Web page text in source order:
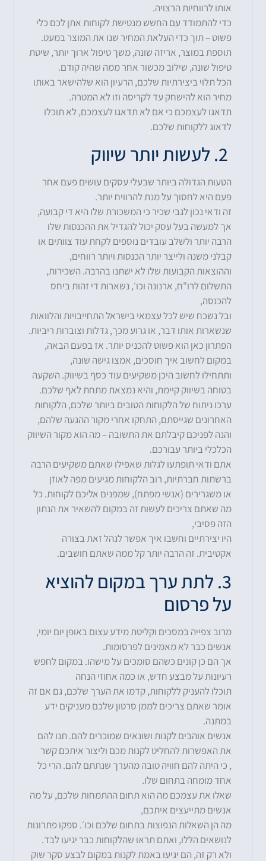
אותו לרווחיות הרצויה.
כדי להתמודד עם החשש מנטישת לקוחות אתן לכם כלי
פשוט – תוך כדי העלאת המחיר שנו את המוצר במעט.
תוספת במוצר, אריזה שונה, משך טיפול ארוך יותר, שיטת
טיפול שונה, שילוב מכשור אחר ממה שהיה קודם.
הכל תלוי ביצירתיות שלכם, הרעיון הוא שלהישאר באותו
מחיר הוא להישחק עד לקריסה וזו לא המטרה.
תדאגו לעצמכם כי אם לא תדאגו לעצמכם, לא תוכלו
לדאוג ללקוחות שלכם.
הטעות הגדולה ביותר שבעלי עסקים עושים פעם אחר
פעם היא לחסוך על מנת להרוויח יותר.
זה ודאי נכון לגבי שכיר כי המשכורת שלו היא די קבועה,
אך למעשה בעל עסק יכול להגדיל את ההכנסות שלו
הרבה יותר ולשלב עובדים נוספים לקחת עוד צוותים או
קבלני משנה ולייצר יותר הכנסות ויותר רווחים,
וההוצאות הקבועות שלו לא ישתנו בהרבה. השכירות,
התשלום לרו"ח, ארנונה וכו׳, נשארות די זהות ביחס
להכנסה,
ובל נשכח שיש לכל עצמאי בישראל התחייבויות והלוואות
שנשארות אותו דבר, או גרוע מכך, גדלות וצוברות ריביות.
הפתרון כאן הוא פשוט להכניס יותר. אז בפעם הבאה,
במקום לחשוב איך חוסכים, אמצו גישה שונה,
ותתחילו לחשוב היכן משקיעים עוד כסף בשיווק. השקעה
בטוחה בשיווק קיימת, והיא נמצאת מתחת לאף שלכם.
ערכו ניתוח של הלקוחות הטובים ביותר שלכם, הלקוחות
האחרונים שגייסתם, התחקו אחרי מקור ההגעה שלהם,
והנה לפניכם קיבלתם את התשובה – מה הוא מקור השיווק
הכלכלי ביותר עבורכם.
אתם ודאי תופתעו לגלות שאפילו שאתם משקיעים הרבה
ברשתות חברתיות, רוב הלקוחות מגיעים מפה לאוזן
או משגרירים (אנשי מפתח), שמפנים אליכם לקוחות. כל
מה שאתם צריכים לעשות זה במקום להשאיר את הנתון
הזה פסיבי,
היו יצירתיים וחשבו איך אפשר לנהל זאת בצורה
אקטיבית. זה הרבה יותר קל ממה שאתם חושבים.
3. לתת ערך במקום להוציא
על פרסום
מרוב צפייה במסכים וקליטת מידע עצום באופן יום יומי,
אנשים כבר לא מאמינים לפרסומות.
אך הם כן קונים כשהם סומכים על מישהו. במקום לחפש
רעיונות על מבצע חדש, או כמה אחוזי הנחה
תוכלו להעניק ללקוחות, קדמו את הערך שלכם, גם אם זה
אומר שאתם צריכים לממן סרטון שלכם מעניקים ידע
במתנה.
אנשים אוהבים לקנות ושונאים שמוכרים להם. תנו להם
את האפשרות להחליט לקנות מכם וליצור איתכם קשר
, כי היתה להם חוויה טובה מהערך שנתתם להם. הרי כל
אחד מומחה בתחום שלו.
שאלו את עצמכם מה הוא תחום ההתמחות שלכם, על מה
אנשים מתייעצים איתכם,
מה הן השאלות הנפוצות בתחום שלכם וכו׳. ספקו פתרונות
לנושאים הללו, ואתם תראו שהלקוחות כבר יגיעו לבד.
ולא רק זה, הם יגיעו באמת לקנות במקום לבצע סקר שוק